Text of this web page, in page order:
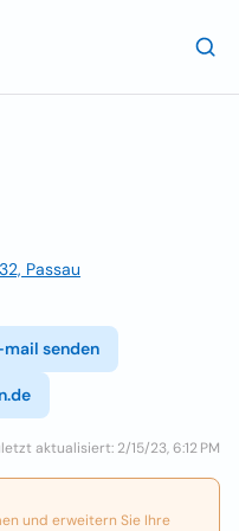
Passau
mail senden
aktualisiert: 2/15/23, 6:12 PM
und erweitern Sie Ihre